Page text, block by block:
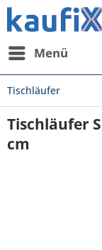
Menü
Tischläufer
Tischläufer
cm